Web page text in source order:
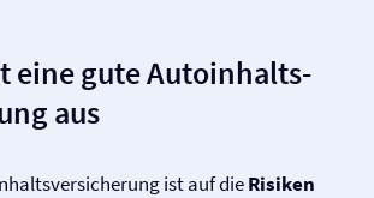
eine gute Autoinhalts­
aus
ist auf dieRisiken